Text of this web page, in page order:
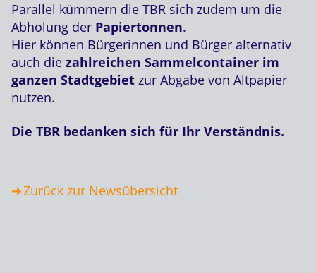
Parallel kümmern die TBR sich zudem um die
Abholung der Papiertonnen.
Hier können Bürgerinnen und Bürger alternativ
auch die zahlreichen Sammelcontainer im
ganzen Stadtgebiet zur Abgabe von Altpapier
nutzen.
Die TBR bedanken sich für Ihr Verständnis.
Zurück zur Newsübersicht